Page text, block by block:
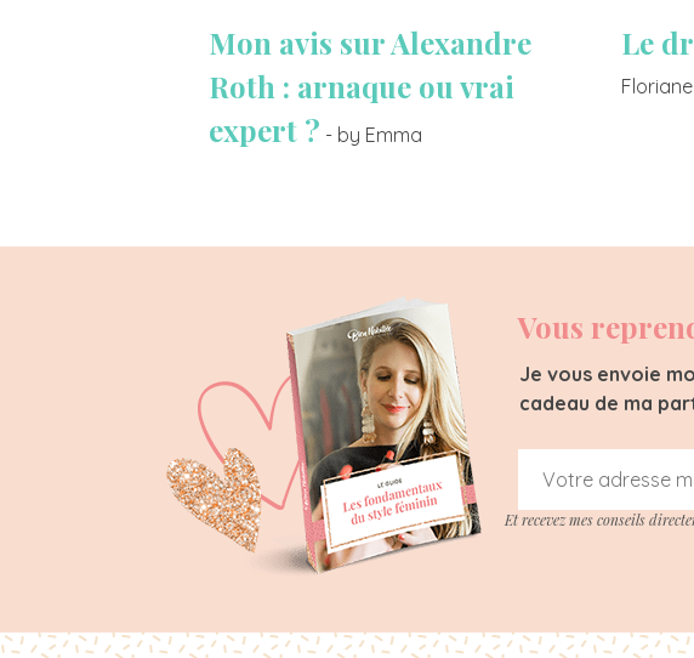
Mon avis sur Alexandre
Roth : arnaque ou vrai
expert ? - by Emma
Le
Vous
Je vous envoie
cadeau de ma
Et recevez mes conseils